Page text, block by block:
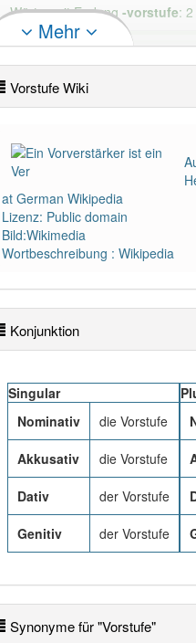
Wörter mit Endung -vorstufe: 2
93% unserer Spielapp-Nutzer
Mehr
Vorstufe Wiki
at German Wikipedia
Lizenz: Public domain
Bild:Wikimedia
Wortbeschreibung : Wikipedia
Konjunktion
Singular
Nominativ
die Vorstufe
Akkusativ die Vorstufe
Dativ der Vorstufe
Genitiv der Vorstufe
Synonyme für "Vorstufe"